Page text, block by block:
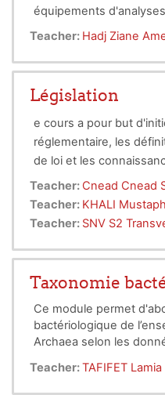
équipements
les laboratoires
certaines maladies.
interpréter certaines
photonique ou
différentes méthodes
d'identification de
Teacher: Hadj Ziane
Législation
e cours a pour but
réglementaire, les
de loi et les
pénales. L’objectif est
les enjeux liés à la
questions éthiques
Connaissances
Connaissances sur les
des normes Ensembles
o Capacité à lire et
appliquer une
Contenu de la matière :
I- Législation
· Notions générales
droit, droit pénal).
· Présentation de
Teacher: Cnead Cnead
Teacher: KHALI
Teacher: SNV S2
Taxonomie
Ce module permet
bactériologique de
Archaea selon les
En plus des caractères
Teacher:TAFIFET Lamia